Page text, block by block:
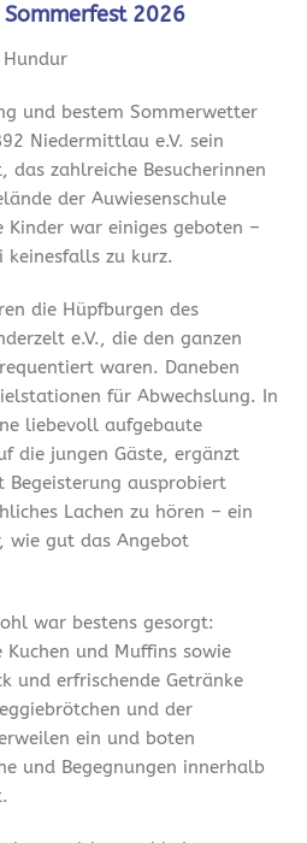
2026
und bestem Sommerwetter
Niedermittlau e.V. sein
das zahlreiche Besucherinnen
der Auwiesenschule
Kinder war einiges geboten –
keinesfalls zu kurz.
die Hüpfburgen des
e.V., die den ganzen
waren. Daneben
für Abwechslung. In
liebevoll aufgebaute
die jungen Gäste, ergänzt
Begeisterung ausprobiert
Lachen zu hören – ein
wie gut das Angebot
war bestens gesorgt:
Kuchen und Muffins sowie
und erfrischende Getränke
und der
ein und boten
und Begegnungen innerhalb